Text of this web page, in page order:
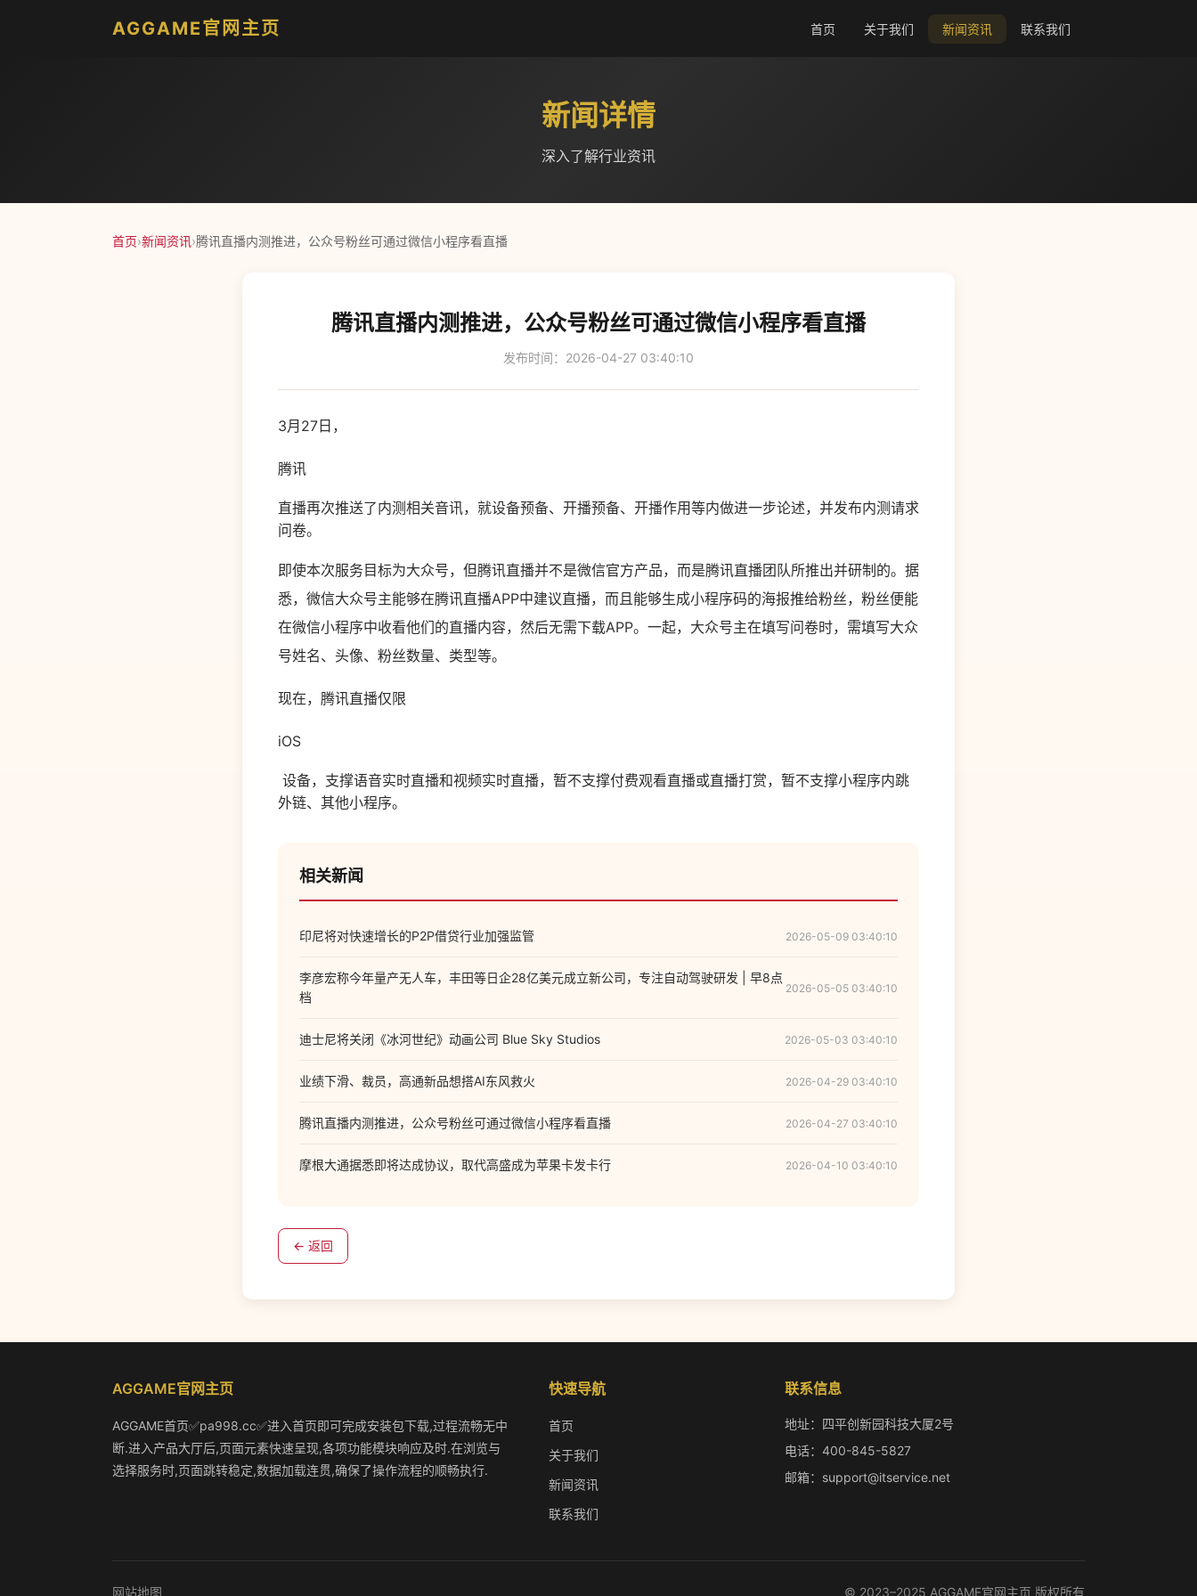
AGGAME官网主页 首页 关于我们 新闻资讯 联系我们
新闻详情
深入了解行业资讯
首页›新闻资讯›腾讯直播内测推进，公众号粉丝可通过微信小程序看直播
腾讯直播内测推进，公众号粉丝可通过微信小程序看直播
发布时间：2026-04-27 03:40:10
3月27日，
腾讯
直播再次推送了内测相关音讯，就设备预备、开播预备、开播作用等内做进一步论述，并发布内测请求
问卷。
即使本次服务目标为大众号，但腾讯直播并不是微信官方产品，而是腾讯直播团队所推出并研制的。据
悉，微信大众号主能够在腾讯直播APP中建议直播，而且能够生成小程序码的海报推给粉丝，粉丝便能
在微信小程序中收看他们的直播内容，然后无需下载APP。一起，大众号主在填写问卷时，需填写大众
号姓名、头像、粉丝数量、类型等。
现在，腾讯直播仅限
iOS
设备，支撑语音实时直播和视频实时直播，暂不支撑付费观看直播或直播打赏，暂不支撑小程序内跳
外链、其他小程序。
相关新闻
印尼将对快速增长的P2P借贷行业加强监管 2026-05-09 03:40:10
李彦宏称今年量产无人车，丰田等日企28亿美元成立新公司，专注自动驾驶研发 | 早8点
档
2026-05-05 03:40:10
迪士尼将关闭《冰河世纪》动画公司 Blue Sky Studios 2026-05-03 03:40:10
业绩下滑、裁员，高通新品想搭AI东风救火 2026-04-29 03:40:10
腾讯直播内测推进，公众号粉丝可通过微信小程序看直播 2026-04-27 03:40:10
摩根大通据悉即将达成协议，取代高盛成为苹果卡发卡行 2026-04-10 03:40:10
← 返回
AGGAME官网主页
AGGAME首页✅pa998.cc✅进入首页即可完成安装包下载,过程流畅无中
断.进入产品大厅后,页面元素快速呈现,各项功能模块响应及时.在浏览与
选择服务时,页面跳转稳定,数据加载连贯,确保了操作流程的顺畅执行.
快速导航
首页
关于我们
新闻资讯
联系我们
联系信息
地址：四平创新园科技大厦2号
电话：400-845-5827
邮箱：support@itservice.net
网站地图 © 2023–2025 AGGAME官网主页 版权所有